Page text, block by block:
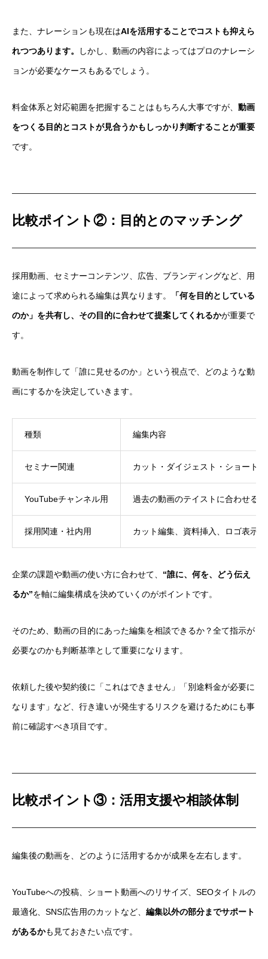
また、ナレーションも現在はAIを活用することでコストも抑えら
れつつあります。 しかし、動画の内容によってはプロのナレーシ
ョンが必要なケースもあるでしょう。
料金体系と対応範囲を把握することはもちろん大事ですが、 動画
をつくる目的とコストが見合うかもしっかり判断することが重要
です。
比較ポイント②：目的とのマッチング
採用動画、セミナーコンテンツ、広告、ブランディングなど、用
途によって求められる編集は異なります。 「何を目的としている
のか」を共有し、その目的に合わせて提案してくれるかが重要で
す。
動画を制作して「誰に見せるのか」という視点で、どのような動
画にするかを決定していきます。
種類 編集内容
セミナー関連 カット・ダイジェスト・ショート
YouTubeチャンネル用 過去の動画のテイストに合わせる
採用関連・社内用 カット編集、資料挿入、ロゴ表示
企業の課題や動画の使い方に合わせて、 “誰に、何を、どう伝え
るか”を軸に編集構成を決めていくのがポイントです。
そのため、動画の目的にあった編集を相談できるか？全て指示が
必要なのかも判断基準として重要になります。
依頼した後や契約後に「これはできません」「別途料金が必要に
なります」など、行き違いが発生するリスクを避けるためにも事
前に確認すべき項目です。
比較ポイント③：活用支援や相談体制
編集後の動画を、どのように活用するかが成果を左右します。
YouTubeへの投稿、ショート動画へのリサイズ、SEOタイトルの
最適化、SNS広告用のカットなど、 編集以外の部分までサポート
があるかも見ておきたい点です。